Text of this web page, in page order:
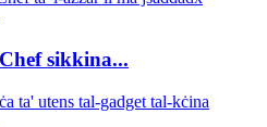
sikkina...